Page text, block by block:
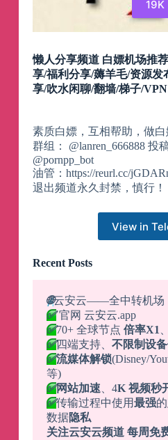
19K
懒人分享频道 白嫖机场推
享/福利分享/薅羊毛/资源发
享/吹水闲聊/翻墙/梯子/
素质白嫖，互相帮助，做白
群组： @lanren_666888 投
@pornpp_bot
油管：https://reurl.cc/
退出频道永久封禁，慎行！
View in
Recent Posts
🌐云安云——全中转机场
✅官网 云安云.app
✅70+ 全球节点 倍率X1
✅四端支持、 不限制设
✅流媒体解锁(Disney/
等)
✅网站加速 、4K 视频秒
✅传输过程中使用最强的
数据隐私
关注云安云频道 每周免